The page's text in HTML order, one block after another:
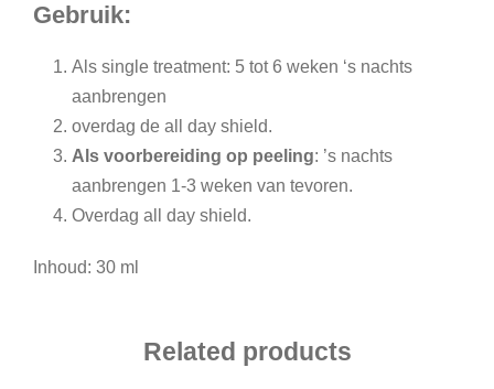
Gebruik:
Als single treatment: 5 tot 6 weken ‘s nachts
aanbrengen
overdag de all day shield.
Als voorbereiding op peeling: ’s nachts
aanbrengen 1-3 weken van tevoren.
Overdag all day shield.
Inhoud: 30 ml
Related products